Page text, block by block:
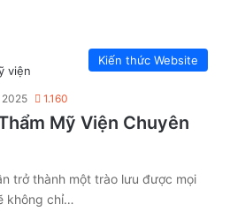
Kiến thức Website
2025 1.160
Mỹ Viện Chuyên
trở thành một trào lưu được mọi
không chỉ…